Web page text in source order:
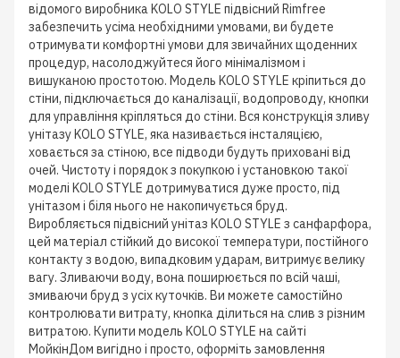
відомого виробника KOLO STYLE підвісний Rimfree
забезпечить усіма необхідними умовами, ви будете
отримувати комфортні умови для звичайних щоденних
процедур, насолоджуйтеся його мінімалізмом і
вишуканою простотою. Модель KOLO STYLE кріпиться до
стіни, підключається до каналізації, водопроводу, кнопки
для управління кріпляться до стіни. Вся конструкція зливу
унітазу KOLO STYLE, яка називається інсталяцією,
ховається за стіною, все підводи будуть приховані від
очей. Чистоту і порядок з покупкою і установкою такої
моделі KOLO STYLE дотримуватися дуже просто, під
унітазом і біля нього не накопичується бруд.
Виробляється підвісний унітаз KOLO STYLE з санфарфора,
цей матеріал стійкий до високої температури, постійного
контакту з водою, випадковим ударам, витримує велику
вагу. Зливаючи воду, вона поширюється по всій чаші,
змиваючи бруд з усіх куточків. Ви можете самостійно
контролювати витрату, кнопка ділиться на слив з різним
витратою. Купити модель KOLO STYLE на сайті
МойкінДом вигідно і просто, оформіть замовлення